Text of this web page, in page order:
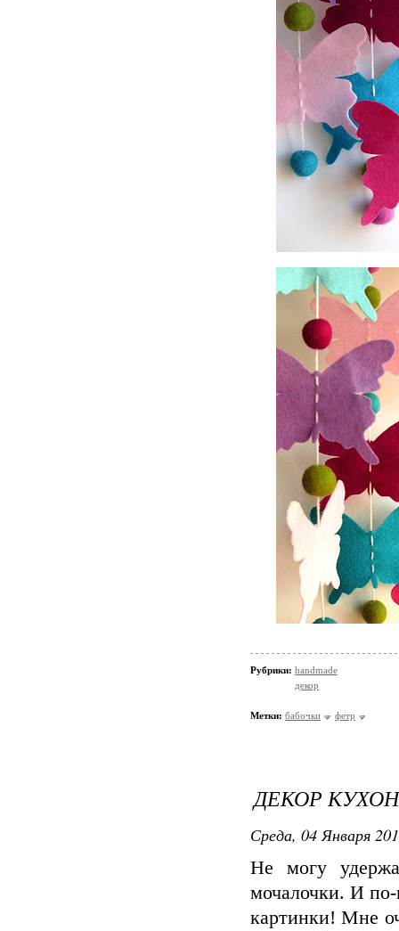
Рубрики: handmade
декор
Метки: бабочки фетр
ДЕКОР
Среда, 04 Января
Не могу
мочалочки. И
картинки! Мне